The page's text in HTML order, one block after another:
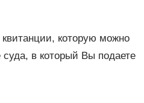
которую можно
суда, в который Вы подаете